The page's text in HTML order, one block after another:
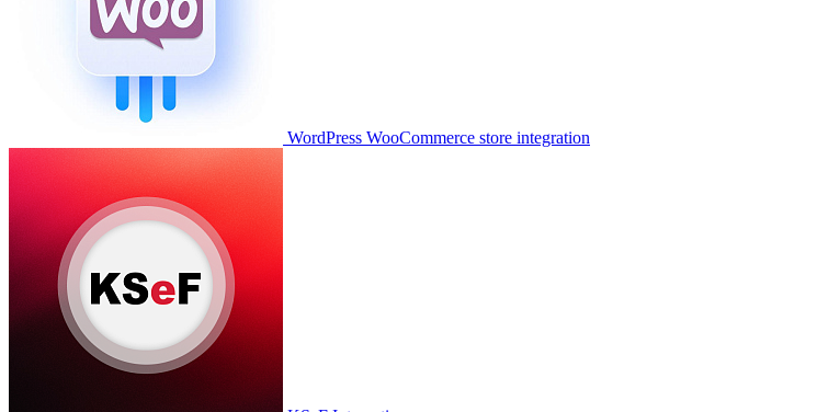
WordPress WooCommerce store integration